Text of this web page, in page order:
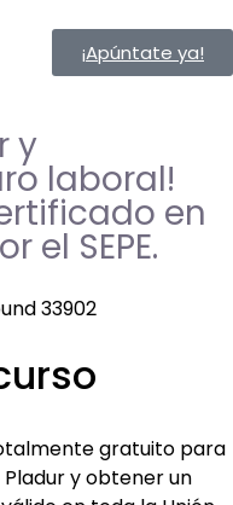
¡Apúntate ya!
y
laboral!​
en
el SEPE.
gratuito para
y obtener un